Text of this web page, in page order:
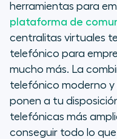
herramientas para
plataforma de
centralitas virtuales
telefónico para
mucho más. La
telefónico moderno
ponen a tu
telefónicas más
conseguir todo lo